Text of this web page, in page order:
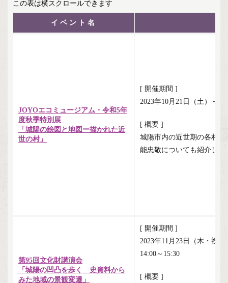
イベント名
JOYOエコミュージアム・令和5年
度秋季特別展
「城陽の絵図と地図ー描かれた近
世の村」
[ 開催期間 ]
2023年10月21日（土）～
[ 概要 ]
城陽市内の近世期の各村
能忠敬についても紹介しま
第95回文化財講演会
「城陽の凹凸を歩く 史資料から
みた地域の景観変遷」
[ 開催期間 ]
2023年11月23日（木・祝）
14:00～15:30
[ 概要 ]